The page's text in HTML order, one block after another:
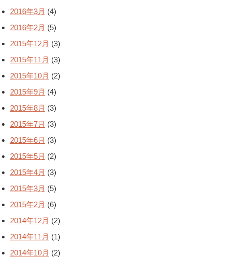
2016年3月 (4)
2016年2月 (5)
2015年12月 (3)
2015年11月 (3)
2015年10月 (2)
2015年9月 (4)
2015年8月 (3)
2015年7月 (3)
2015年6月 (3)
2015年5月 (2)
2015年4月 (3)
2015年3月 (5)
2015年2月 (6)
2014年12月 (2)
2014年11月 (1)
2014年10月 (2)